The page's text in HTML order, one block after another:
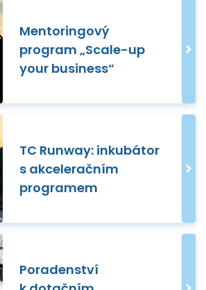
Mentoringový
program „Scale-up
your business“
TC Runway: inkubátor
s akceleračním
programem
Poradenství